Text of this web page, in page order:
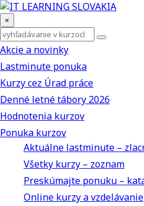
×
Akcie a novinky
Lastminute ponuka
Kurzy cez Úrad práce
Denné letné tábory 2026
Hodnotenia kurzov
Ponuka kurzov
Aktuálne lastminute –
Všetky kurzy – zoznam
Preskúmajte ponuku –
Online kurzy a vzdelávanie